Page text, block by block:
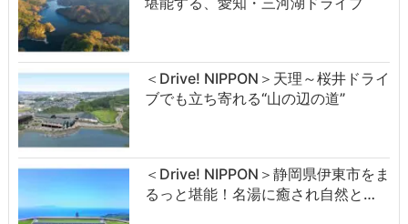
＜Drive! NIPPON＞天理～桜井ドライ
ブでも立ち寄れる“山の辺の道”
＜Drive! NIPPON＞静岡県伊東市をま
るっと堪能！名湯に癒され自然と…